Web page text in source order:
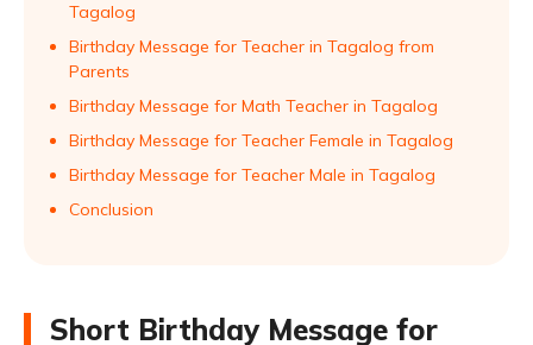
Tagalog
Birthday Message for Teacher in Tagalog from
Parents
Birthday Message for Math Teacher in Tagalog
Birthday Message for Teacher Female in Tagalog
Birthday Message for Teacher Male in Tagalog
Conclusion
Short Birthday Message for